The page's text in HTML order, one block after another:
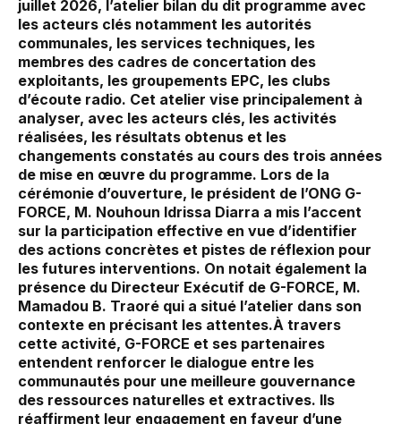
juillet 2026, l’atelier bilan du dit programme avec
les acteurs clés notamment les autorités
communales, les services techniques, les
membres des cadres de concertation des
exploitants, les groupements EPC, les clubs
d’écoute radio. Cet atelier vise principalement à
analyser, avec les acteurs clés, les activités
réalisées, les résultats obtenus et les
changements constatés au cours des trois années
de mise en œuvre du programme. Lors de la
cérémonie d’ouverture, le président de l’ONG G-
FORCE, M. Nouhoun Idrissa Diarra a mis l’accent
sur la participation effective en vue d’identifier
des actions concrètes et pistes de réflexion pour
les futures interventions. On notait également la
présence du Directeur Exécutif de G-FORCE, M.
Mamadou B. Traoré qui a situé l’atelier dans son
contexte en précisant les attentes.À travers
cette activité, G-FORCE et ses partenaires
entendent renforcer le dialogue entre les
communautés pour une meilleure gouvernance
des ressources naturelles et extractives. Ils
réaffirment leur engagement en faveur d’une